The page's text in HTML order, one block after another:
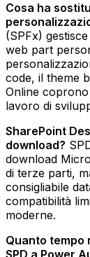
Cosa ha
(SPFx)
web part
code, il theme
Online
lavoro di
SharePoint
download?
download
di terze parti,
consigliabile
compatibilità
moderne.
Quanto tempo